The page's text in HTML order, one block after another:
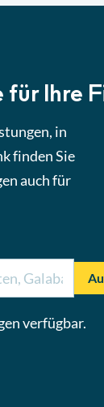
Ihre
in
finden Sie
auch für
verfügbar.